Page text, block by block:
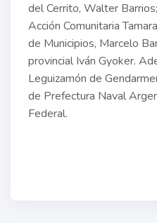
del Cerrito, Walter
Acción Comunitaria
de Municipios, Marcelo
provincial Iván Gyoker.
Leguizamón de
de Prefectura Naval
Federal.